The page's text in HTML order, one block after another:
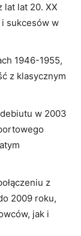
lat ⁤lat 20. ⁢XX
sukcesów w
1946-1955,
z klasycznym
w 2003
z
2009 roku,‍
jak i